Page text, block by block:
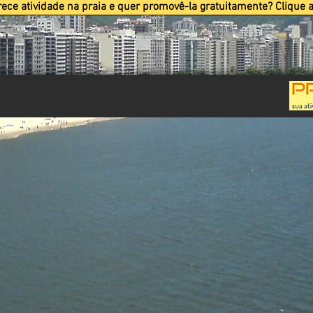
atividade na praia e quer promovê-la gratuitamente? Clique